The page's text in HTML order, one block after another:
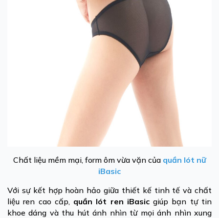
Chất liệu mềm mại, form ôm vừa vặn của quần lót nữ
iBasic
Với sự kết hợp hoàn hảo giữa thiết kế tinh tế và chất
liệu ren cao cấp, quần lót ren iBasicgiúp bạn tự tin
khoe dáng và thu hút ánh nhìn từ mọi ánh nhìn xung